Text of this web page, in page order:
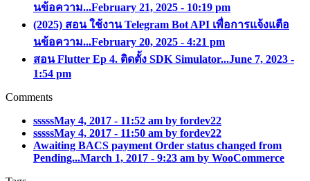
นข้อความ...February 21, 2025 - 10:19 pm
(2025) สอน ใช้งาน Telegram Bot API เพื่อการแจ้งแตือ
นข้อความ...February 20, 2025 - 4:21 pm
สอน Flutter Ep 4. ติดตั้ง SDK Simulator...June 7, 2023 -
1:54 pm
Comments
sssssMay 4, 2017 - 11:52 am by fordev22
sssssMay 4, 2017 - 11:50 am by fordev22
Awaiting BACS payment Order status changed from
Pending...March 1, 2017 - 9:23 am by WooCommerce